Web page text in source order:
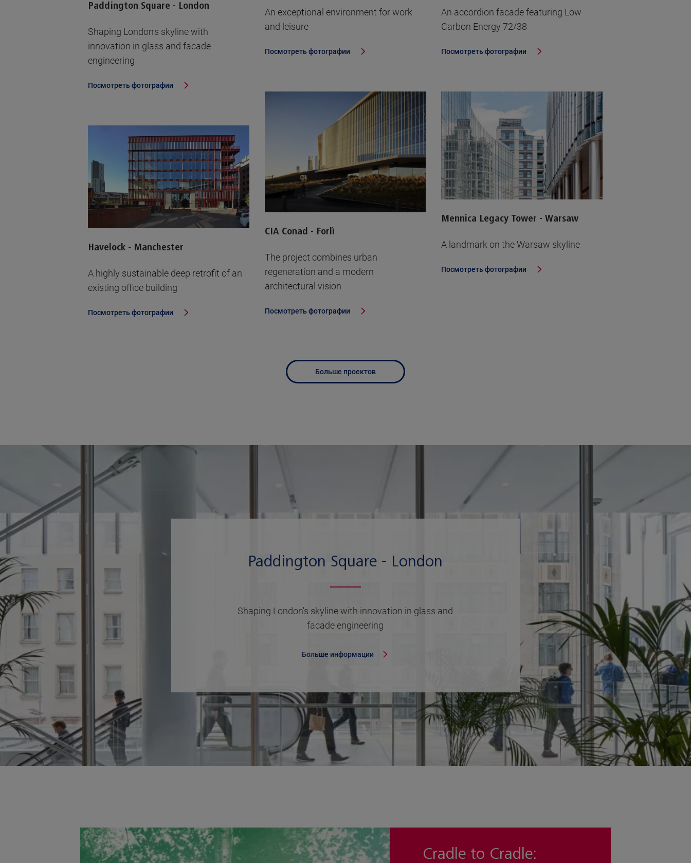
Paddington Square - London
Shaping London's skyline with
innovation in glass and facade
engineering
Посмотреть фотографии
An exceptional environment for work
and leisure
Посмотреть фотографии
An accordion facade featuring Low
Carbon Energy 72/38
Посмотреть фотографии
CIA Conad - Forlì
The project combines urban
regeneration and a modern
architectural vision
Посмотреть фотографии
Mennica Legacy Tower - Warsaw
A landmark on the Warsaw skyline
Посмотреть фотографии
Havelock - Manchester
A highly sustainable deep retrofit of an
existing office building
Посмотреть фотографии
Больше проектов
Paddington Square - London
Shaping London's skyline with innovation in glass and
facade engineering
Больше информации
Cradle to Cradle: